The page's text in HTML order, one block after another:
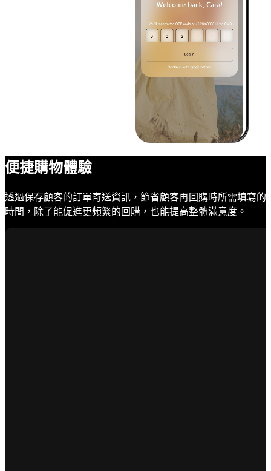
便捷購物體驗
透過保存顧客的訂單寄送資訊，節省顧客再回購時所需填寫的
時間，除了能促進更頻繁的回購，也能提高整體滿意度。